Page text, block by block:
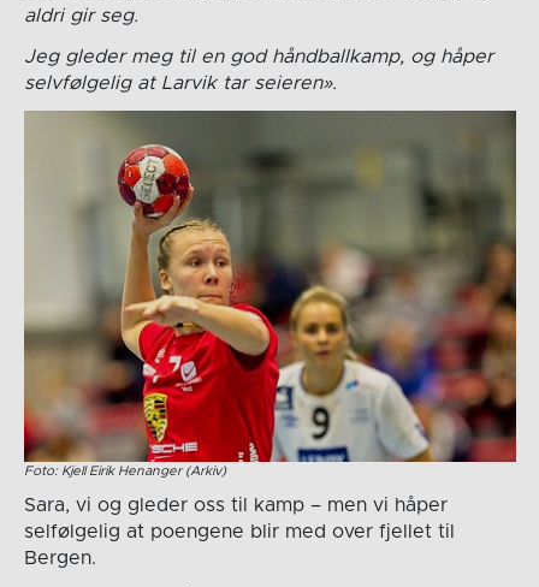
aldri gir seg.
Jeg gleder meg til en god håndballkamp, og håper
selvfølgelig at Larvik tar seieren».
Foto: Kjell Eirik Henanger (Arkiv)
Sara, vi og gleder oss til kamp – men vi håper
selfølgelig at poengene blir med over fjellet til
Bergen.